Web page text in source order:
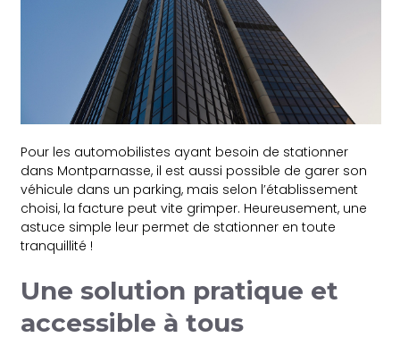
Pour les automobilistes ayant besoin de stationner
dans Montparnasse, il est aussi possible de garer son
véhicule dans un parking, mais selon l’établissement
choisi, la facture peut vite grimper. Heureusement, une
astuce simple leur permet de stationner en toute
tranquillité !
Une solution pratique et
accessible à tous